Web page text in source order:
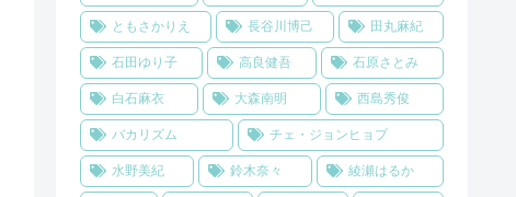
ともさかりえ 長谷川博己 田丸麻紀
石田ゆり子 高良健吾 石原さとみ
白石麻衣 大森南明 西島秀俊
バカリズム チェ・ジョンヒョプ
水野美紀 鈴木奈々 綾瀬はるか